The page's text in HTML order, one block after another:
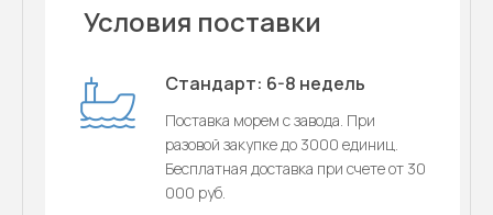
Условия поставки
Стандарт: 6-8 недель
Поставка морем с завода. При
разовой закупке до 3000 единиц.
Бесплатная доставка при счете от 30
000 руб.